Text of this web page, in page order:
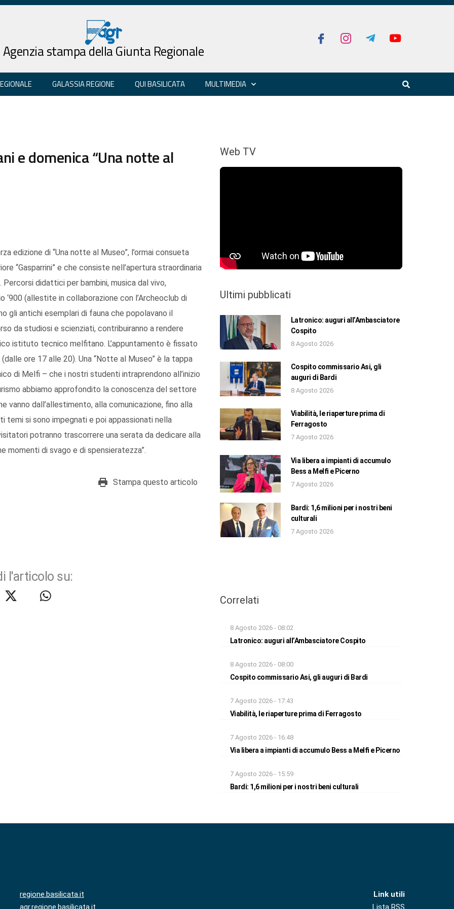
Agenzia stampa della Giunta Regionale
GALASSIA REGIONE QUI BASILICATA MULTIMEDIA
e domenica “Una notte al
edizione di “Una notte al Museo”, l’ormai consueta
“Gasparrini” e che consiste nell’apertura straordinaria
didattici per bambini, musica dal vivo,
‘900 (allestite in collaborazione con l’Archeoclub di
gli antichi esemplari di fauna che popolavano il
da studiosi e scienziati, contribuiranno a rendere
istituto tecnico melfitano. L’appuntamento è fissato
ore 17 alle 20). Una “Notte al Museo” è la tappa
di Melfi – che i nostri studenti intraprendono all’inizio
abbiamo approfondito la conoscenza del settore
dall’allestimento, alla comunicazione, fino alla
temi si sono impegnati e poi appassionati nella
potranno trascorrere una serata da dedicare alla
momenti di svago e di spensieratezza”.
Stampa questo articolo
l'articolo su:
Web TV
Ultimi pubblicati
Latronico: auguri all’Ambasciatore
Cospito
8 Agosto 2026
Cospito commissario Asi, gli
auguri di Bardi
8 Agosto 2026
Viabilità, le riaperture prima di
Ferragosto
7 Agosto 2026
Via libera a impianti di accumulo
Bess a Melfi e Picerno
7 Agosto 2026
Bardi: 1,6 milioni per i nostri beni
culturali
7 Agosto 2026
Correlati
8 Agosto 2026 - 08:02
Latronico: auguri all’Ambasciatore Cospito
8 Agosto 2026 - 08:00
Cospito commissario Asi, gli auguri di Bardi
7 Agosto 2026 - 17:43
Viabilità, le riaperture prima di Ferragosto
7 Agosto 2026 - 16:48
Via libera a impianti di accumulo Bess a Melfi e Picerno
7 Agosto 2026 - 15:59
Bardi: 1,6 milioni per i nostri beni culturali
regione.basilicata.it
agr.regione.basilicata.it
Link utili
Lista RSS